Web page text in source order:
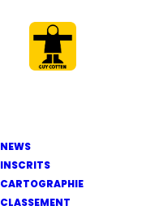
NEWS
INSCRITS
CARTOGRAPHIE
CLASSEMENT